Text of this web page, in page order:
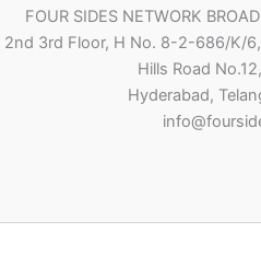
FOUR SIDES NETWORK
2nd 3rd Floor, H No. 8-2-686/K/
Hills Road
Hyderabad,